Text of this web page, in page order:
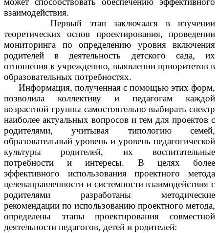
взаимодействия.
Первый этап заключался в изучении
теоретических основ проектирования, проведении
мониторинга по определению уровня включения
родителей в деятельность детского сада, их
отношения к учреждению, выявлении приоритетов в
образовательных потребностях.
Информация, полученная с помощью этих форм,
позволила коллективу и педагогам каждой
возрастной группы самостоятельно выбирать спектр
наиболее актуальных вопросов и тем для проектов с
родителями, учитывая типологию семей,
образовательный уровень и уровень педагогической
культуры родителей, их воспитательные
потребности и интересы. В целях более
эффективного использования проектного метода
целенаправленности и системности взаимодействия с
родителями разработаны методические
рекомендации по использованию проектного метода,
определены этапы проектирования совместной
деятельности педагогов, детей и родителей: